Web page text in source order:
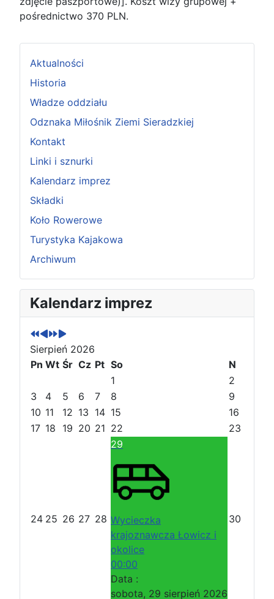
Aktualności
Historia
Władze oddziału
Odznaka Miłośnik Ziemi Sieradzkiej
Kontakt
Linki i sznurki
Kalendarz imprez
Składki
Koło Rowerowe
Turystyka Kajakowa
Archiwum
Kalendarz imprez
P
o
p
r
z
e
n
i
r
P
o
p
r
z
e
i
m
N
a
s
t
ę
p
y
r
o
N
a
s
t
ę
p
y
m
Sierpień 2026
Pn Wt Śr Cz Pt So
N
1
2
3
4 5 6 7 8
9
10 11 12 13 14 15
16
17 18 19 20 21 22 23
24 25 26 27 28
29
Wycieczka
krajoznawcza Łowicz i
okolice
00:00
Data :
sobota, 29 sierpień 2026
30
pośrednictwo 370 PLN.